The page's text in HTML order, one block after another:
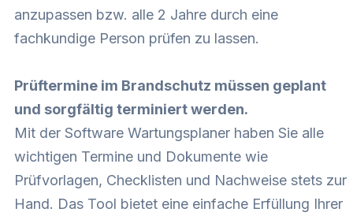
anzupassen bzw. alle 2 Jahre durch eine
fachkundige Person prüfen zu lassen.
Prüftermine im Brandschutz müssen geplant
und sorgfältig terminiert werden.
Mit der Software Wartungsplaner haben Sie alle
wichtigen Termine und Dokumente wie
Prüfvorlagen, Checklisten und Nachweise stets zur
Hand. Das Tool bietet eine einfache Erfüllung Ihrer